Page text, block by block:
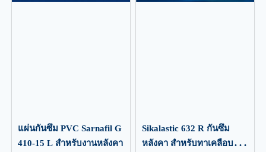
แผ่นกันซึม PVC Sarnafil G
410-15 L สำหรับงานหลังคา
Sikalastic 632 R กันซึม
หลังคา สำหรับทาเคลือบ